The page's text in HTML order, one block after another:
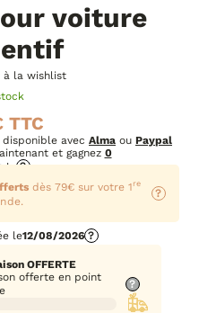
voiture
à la wishlist
disponible avec Alma ou Paypal
et gagnez 0
! ?
le12/08/2026 ?
OFFERTE
offerte en point
?
dès 79€ sur votre 1 re
?